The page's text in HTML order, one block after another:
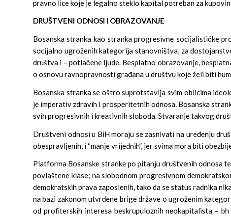
pravno lice koje je legalno steklo kapital potreban za
DRUŠTVENI ODNOSI I OBRAZOVANJE
Bosanska stranka kao stranka progresivne socijalističke
socijalno ugroženih kategorija stanovništva, za
društva i – potlačene ljude. Besplatno obrazovanje,
o osnovu ravnopravnosti građana u društvu koje želi biti
Bosanska stranka se oštro suprotstavlja svim oblicima
je imperativ zdravih i prosperitetnih odnosa. Bosanska
svih progresivnih i kreativnih sloboda. Stvaranje takvog
Društveni odnosi u BiH moraju se zasnivati na uređenju
obespravljenih, i “manje vrijednih”, jer svima mora biti
Platforma Bosanske stranke po pitanju društvenih odnosa
povlaštene klase; na slobodnom progresivnom
demokratskih prava zaposlenih, tako da se status radnika
na bazi zakonom utvrđene brige države o ugroženim
od profiterskih interesa beskrupuloznih neokapitalista –